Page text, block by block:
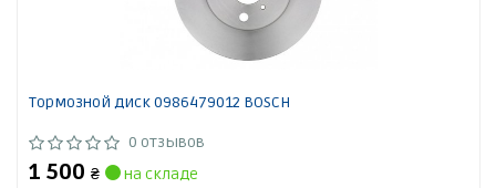
Тормозной диск 0986479012 BOSCH
0 отзывов
1 500 ₴
на складе